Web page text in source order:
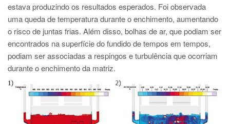
estava produzindo os resultados esperados. Foi observada
uma queda de temperatura durante o enchimento, aumentando
o risco de juntas frias. Além disso, bolhas de ar, que podiam ser
encontrados na superfície do fundido de tempos em tempos,
podiam ser associadas a respingos e turbulência que ocorriam
durante o enchimento da matriz.